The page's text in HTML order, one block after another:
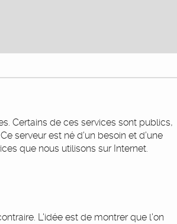
Certains de ces services sont publics,
serveur est né d'un besoin et d'une
que nous utilisons sur Internet.
L'idée est de montrer que l'on